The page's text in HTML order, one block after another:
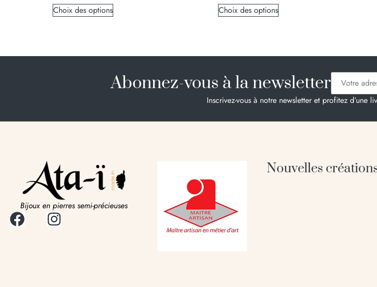
Choix des options
Choix des options
Abonnez-vous à la newsletter
Inscrivez-vous à notre newsletter et profitez d’une
Bijoux en pierres semi-précieuses
Nouvelles